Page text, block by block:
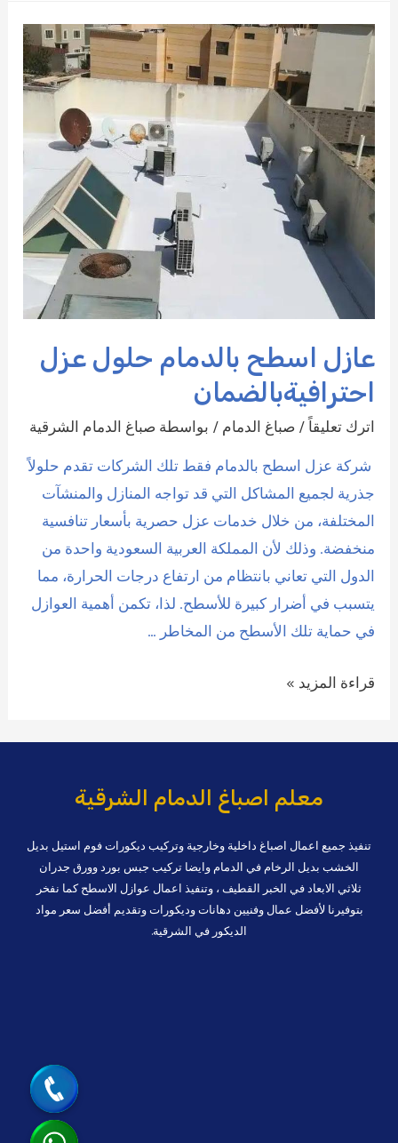
لترميم
المباني
القديمة
بافضل
الاسعار
عازل اسطح بالدمام حلول عزل
احترافيةبالضمان
اترك تعليقاً /صباغ الدمام / بواسطة صباغ الدمام الشرقية
شركة عزل اسطح بالدمام فقط تلك الشركات تقدم حلولاً
جذرية لجميع المشاكل التي قد تواجه المنازل والمنشآت
المختلفة، من خلال خدمات عزل حصرية بأسعار تنافسية
منخفضة. وذلك لأن المملكة العربية السعودية واحدة من
الدول التي تعاني بانتظام من ارتفاع درجات الحرارة، مما
يتسبب في أضرار كبيرة للأسطح. لذا، تكمن أهمية العوازل
في حماية تلك الأسطح من المخاطر …
عازل
قراءة المزيد »
معلم اصباغ الدمام الشرقية
تنفيذ جميع اعمال اصباغ داخلية وخارجية وتركيب ديكورات فوم استيل بديل
الخشب بديل الرخام في الدمام وايضا تركيب جبس بورد وورق جدران
ثلاثي الابعاد في الخبر القطيف ، وتنفيذ اعمال عوازل الاسطح كما نفخر
بتوفيرنا لأفضل عمال وفنيين دهانات وديكورات وتقديم أفضل سعر مواد
الديكور في الشرقية.
جوال
واتساب